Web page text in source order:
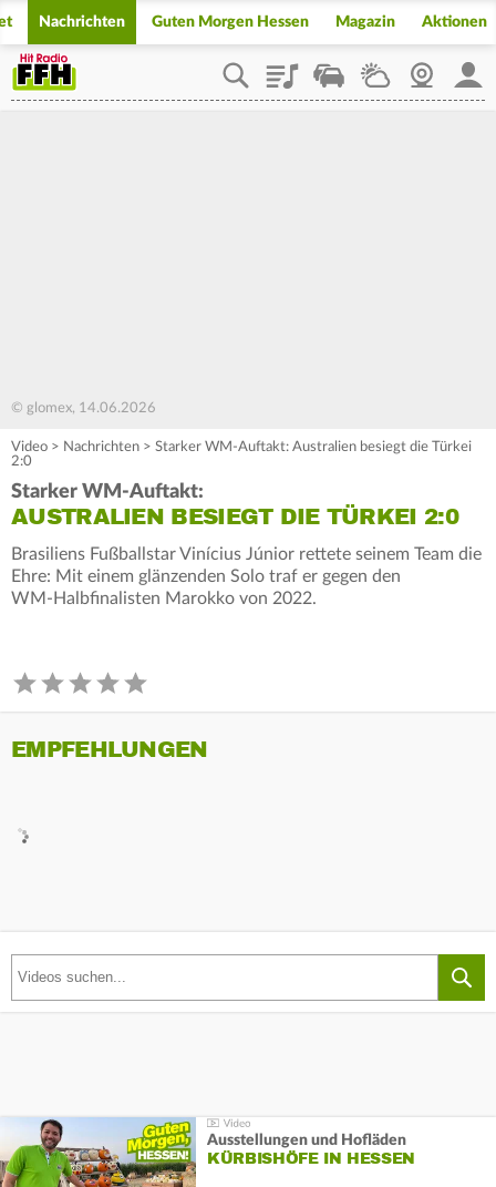
Nachrichten Guten Morgen Hessen Magazin Aktionen
PlaylistStaupilotWetterWebcam
© glomex, 14.06.2026
Video > Nachrichten > Starker WM-Auftakt: Australien besiegt die Türkei
2:0
Starker WM-Auftakt:
AUSTRALIEN BESIEGT DIE TÜRKEI 2:0
Brasiliens Fußballstar Vinícius Júnior rettete seinem Team die
Ehre: Mit einem glänzenden Solo traf er gegen den
WM‑Halbfinalisten Marokko von 2022.
EMPFEHLUNGEN
Ausstellungen und Hofläden
KÜRBISHÖFE IN HESSEN